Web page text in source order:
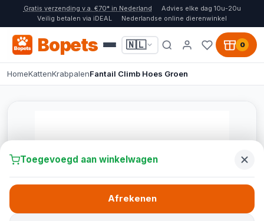
Gratis verzending v.a. €70* in Nederland
Advies elke dag 10u-20u
Veilig betalen via iDEAL
Nederlandse online dierenwinkel
Bopets 🇳🇱 0
HomeKattenKrabpalenFantail Climb Hoes Groen
Toegevoegd aan winkelwagen
Afrekenen